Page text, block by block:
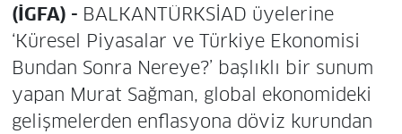
(İGFA) - BALKANTÜRKSİAD üyelerine
‘Küresel Piyasalar ve Türkiye Ekonomisi
Bundan Sonra Nereye?’ başlıklı bir sunum
yapan Murat Sağman, global ekonomideki
gelişmelerden enflasyona döviz kurundan